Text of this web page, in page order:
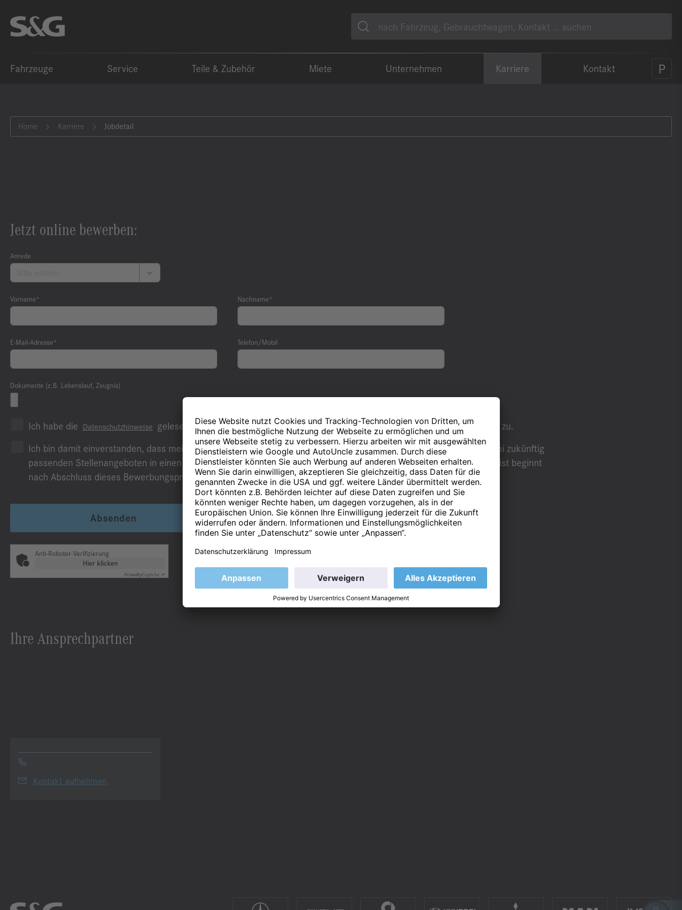
Suche
Fahrzeuge Service Teile & Zubehör Miete Unternehmen Karriere Kontakt
Home Karriere Jobdetail
Jetzt online bewerben:
Anrede
Vorname* Nachname*
E-Mail-Adresse* Telefon/Mobil
Dokumente (z.B. Lebenslauf, Zeugnis)
Ich habe die Datenschutzhinweise gelesen und stimme der Datenverarbeitung im Rahmen des Bewerbungsverfahrens zu.
Ich bin damit einverstanden, dass meine Daten zum Zweck der weiteren Berücksichtigung und Kontaktaufnahme bei zukünftig
passenden Stellenangeboten in einen Talentpool aufgenommen und dort für 12 Monate gespeichert bleiben. Die Frist beginnt
nach Abschluss dieses Bewerbungsprozesses.
Absenden
Anti-Roboter-Verifizierung
Hier klicken
FriendlyCaptcha ⇗
Ihre Ansprechpartner
Kontakt aufnehmen